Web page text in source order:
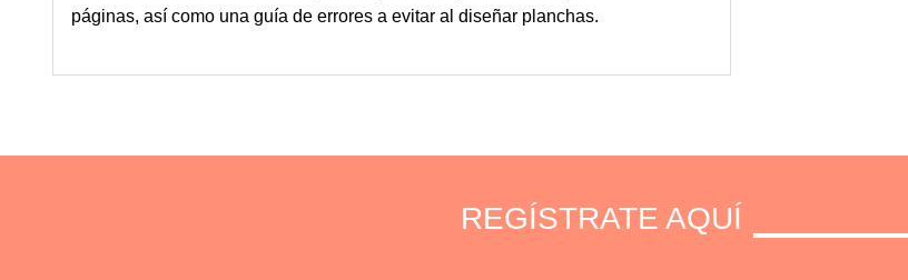
páginas, así como una guía de errores a evitar al diseñar planchas.
REGÍSTRATE AQUÍ